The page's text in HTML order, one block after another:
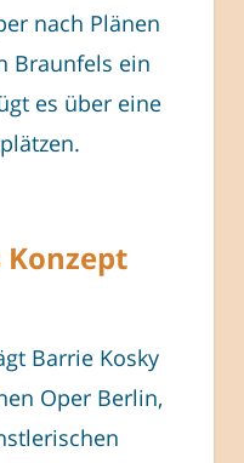
nach Plänen
Braunfels ein
es über eine
Barrie Kosky
Oper Berlin,